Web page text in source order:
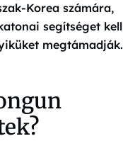
Korea számára,
segítséget kell
megtámadják.